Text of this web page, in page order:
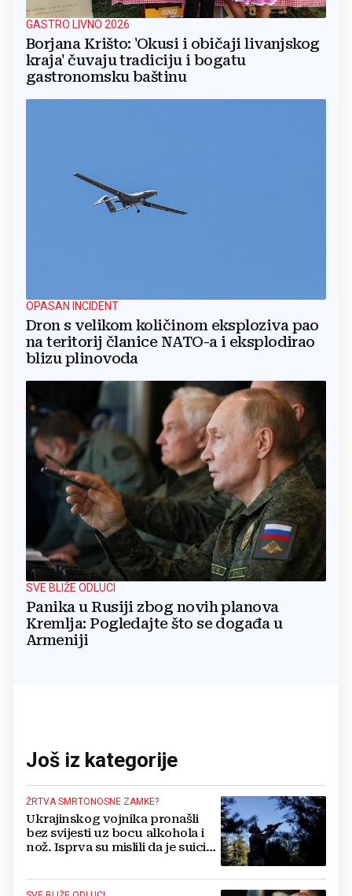
GASTRO LIVNO 2026
Borjana Krišto: 'Okusi i običaji livanjskog
kraja' čuvaju tradiciju i bogatu
gastronomsku baštinu
OPASAN INCIDENT
Dron s velikom količinom eksploziva pao
na teritorij članice NATO-a i eksplodirao
blizu plinovoda
SVE BLIŽE ODLUCI
Panika u Rusiji zbog novih planova
Kremlja: Pogledajte što se događa u
Armeniji
Još iz kategorije
ŽRTVA SMRTONOSNE ZAMKE?
Ukrajinskog vojnika pronašli
bez svijesti uz bocu alkohola i
nož. Isprva su mislili da je suicid,